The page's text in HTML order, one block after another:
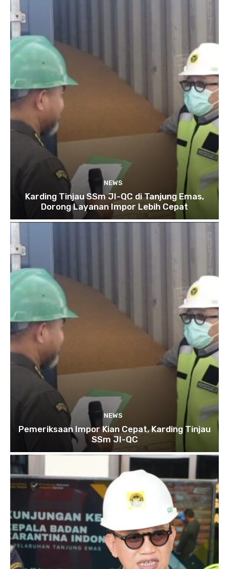
NEWS
Karding Tinjau SSm JI-QC di Tanjung Emas,
Dorong Layanan Impor Lebih Cepat
NEWS
Pemeriksaan Impor Kian Cepat, Karding Tinjau
SSm JI-QC